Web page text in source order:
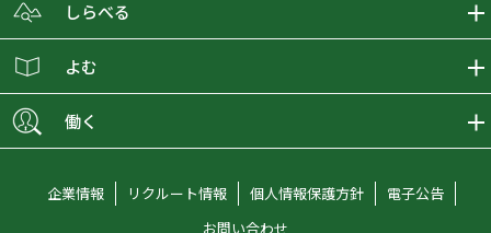
ショップブログ
会員募集
おとな女子登山部
グラビティリサーチ
しらべる
登山レポート
オンラインコンシェルジュ
よむ
好日山荘マガジン
働く
企業情報 リクルート情報 個人情報保護方針
電子公告
お問い合わせ